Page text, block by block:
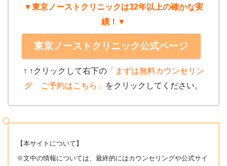
▼東京ノーストクリニックは32年以上の確かな実
績！▼
東京ノーストクリニック公式ページ
↑ ↑クリック して右下の「まずは無料カウンセリン
グ ご予約はこちら」
をクリックしてください。
【本サイトについて】
※文中の情報については、最終的にはカウンセリングや公式サイ